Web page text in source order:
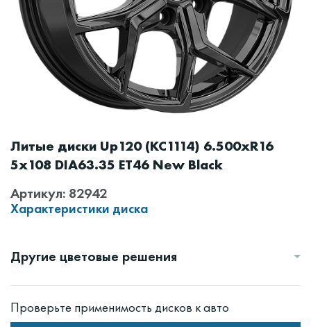
Литые диски Up120 (КС1114) 6.500xR16
5x108 DIA63.35 ET46 New Black
Артикул: 82942
Характеристики диска
Проверьте применимость дисков к авто
Другие цветовые решения